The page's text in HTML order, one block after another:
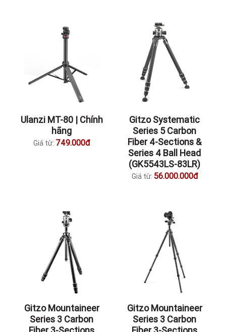
Ulanzi MT-80 | Chính
hãng
Giá từ: 749.000đ
Gitzo Systematic
Series 5 Carbon
Fiber 4-Sections &
Series 4 Ball Head
(GK5543LS-83LR)
Giá từ: 56.000.000đ
Gitzo Mountaineer
Series 3 Carbon
Gitzo Mountaineer
Series 3 Carbon